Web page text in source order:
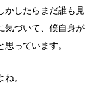
かしたらまだ誰も見
気づいて、僕自身が
っています。
。